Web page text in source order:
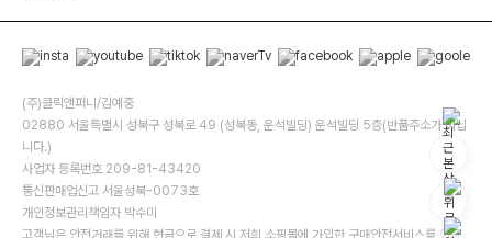
(주)클릭앤퍼니/김예중
02880 서울특별시 성북구 성북로 49 (성북동, 운석빌딩) 운석빌딩 5층(반품주소가 아닙
니다.)
사업자 등록번호 209-81-43420
통신판매업신고 서울성북-0073호
개인정보관리책임자 박수미
고객님은 안전거래를 위해 현금으로 결제 시 저희 소핑몰에 가입한 구매안전서비스를 이용